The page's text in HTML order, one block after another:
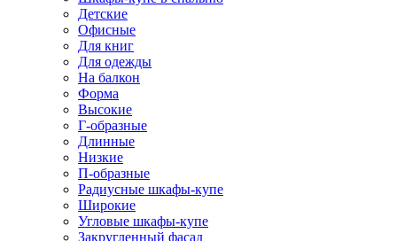
Детские
Офисные
Для книг
Для одежды
На балкон
Форма
Высокие
Г-образные
Длинные
Низкие
П-образные
Радиусные шкафы-купе
Широкие
Угловые шкафы-купе
Закругленный фасад